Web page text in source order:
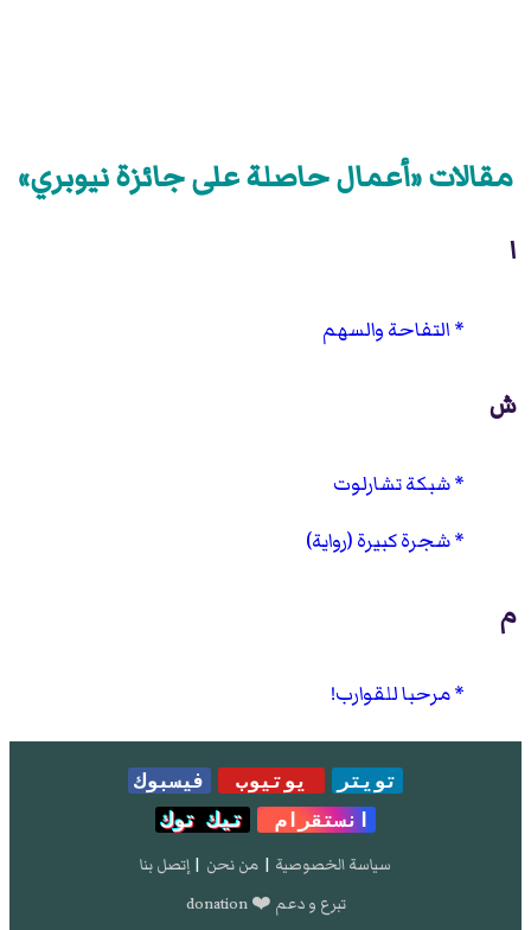
مقالات «أعمال حاصلة على جائزة نيوبري»
ا
التفاحة والسهم
ش
شبكة تشارلوت
شجرة كبيرة (رواية)
م
مرحبا للقوارب!
تويتر يوتيوب
فيسبوك
انستقرام
تيك توك
سياسة الخصوصية | من نحن | إتصل بنا
تبرع و دعم ❤️ donation